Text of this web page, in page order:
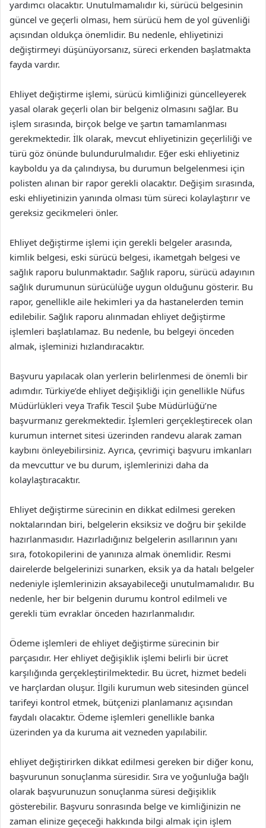
yardımcı olacaktır. Unutulmamalıdır ki, sürücü belgesinin
güncel ve geçerli olması, hem sürücü hem de yol güvenliği
açısından oldukça önemlidir. Bu nedenle, ehliyetinizi
değiştirmeyi düşünüyorsanız, süreci erkenden başlatmakta
fayda vardır.
Ehliyet değiştirme işlemi, sürücü kimliğinizi güncelleyerek
yasal olarak geçerli olan bir belgeniz olmasını sağlar. Bu
işlem sırasında, birçok belge ve şartın tamamlanması
gerekmektedir. İlk olarak, mevcut ehliyetinizin geçerliliği ve
türü göz önünde bulundurulmalıdır. Eğer eski ehliyetiniz
kayboldu ya da çalındıysa, bu durumun belgelenmesi için
polisten alınan bir rapor gerekli olacaktır. Değişim sırasında,
eski ehliyetinizin yanında olması tüm süreci kolaylaştırır ve
gereksiz gecikmeleri önler.
Ehliyet değiştirme işlemi için gerekli belgeler arasında,
kimlik belgesi, eski sürücü belgesi, ikametgah belgesi ve
sağlık raporu bulunmaktadır. Sağlık raporu, sürücü adayının
sağlık durumunun sürücülüğe uygun olduğunu gösterir. Bu
rapor, genellikle aile hekimleri ya da hastanelerden temin
edilebilir. Sağlık raporu alınmadan ehliyet değiştirme
işlemleri başlatılamaz. Bu nedenle, bu belgeyi önceden
almak, işleminizi hızlandıracaktır.
Başvuru yapılacak olan yerlerin belirlenmesi de önemli bir
adımdır. Türkiye’de ehliyet değişikliği için genellikle Nüfus
Müdürlükleri veya Trafik Tescil Şube Müdürlüğü’ne
başvurmanız gerekmektedir. İşlemleri gerçekleştirecek olan
kurumun internet sitesi üzerinden randevu alarak zaman
kaybını önleyebilirsiniz. Ayrıca, çevrimiçi başvuru imkanları
da mevcuttur ve bu durum, işlemlerinizi daha da
kolaylaştıracaktır.
Ehliyet değiştirme sürecinin en dikkat edilmesi gereken
noktalarından biri, belgelerin eksiksiz ve doğru bir şekilde
hazırlanmasıdır. Hazırladığınız belgelerin asıllarının yanı
sıra, fotokopilerini de yanınıza almak önemlidir. Resmi
dairelerde belgelerinizi sunarken, eksik ya da hatalı belgeler
nedeniyle işlemlerinizin aksayabileceği unutulmamalıdır. Bu
nedenle, her bir belgenin durumu kontrol edilmeli ve
gerekli tüm evraklar önceden hazırlanmalıdır.
Ödeme işlemleri de ehliyet değiştirme sürecinin bir
parçasıdır. Her ehliyet değişiklik işlemi belirli bir ücret
karşılığında gerçekleştirilmektedir. Bu ücret, hizmet bedeli
ve harçlardan oluşur. İlgili kurumun web sitesinden güncel
tarifeyi kontrol etmek, bütçenizi planlamanız açısından
faydalı olacaktır. Ödeme işlemleri genellikle banka
üzerinden ya da kuruma ait vezneden yapılabilir.
ehliyet değiştirirken dikkat edilmesi gereken bir diğer konu,
başvurunun sonuçlanma süresidir. Sıra ve yoğunluğa bağlı
olarak başvurunuzun sonuçlanma süresi değişiklik
gösterebilir. Başvuru sonrasında belge ve kimliğinizin ne
zaman elinize geçeceği hakkında bilgi almak için işlem